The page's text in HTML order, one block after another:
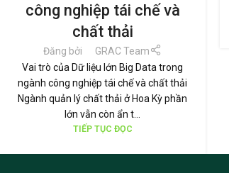
công nghiệp tái chế và
chất thải
Đăng bởi
GRAC Team
Vai trò của Dữ liệu lớn Big Data trong
ngành công nghiệp tái chế và chất thải
Ngành quản lý chất thải ở Hoa Kỳ phần
lớn vẫn còn ẩn t...
TIẾP TỤC ĐỌC